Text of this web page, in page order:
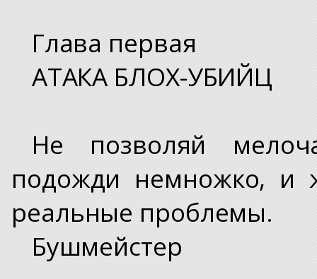
Глава первая
АТАКА БЛОХ-УБИЙЦ
Не позволяй
подожди немножко, и
реальные проблемы.
Бушмейстер